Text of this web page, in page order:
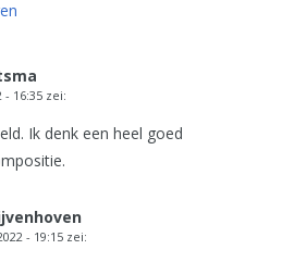
- 16:35 zei:
Ik denk een heel goed
- 19:15 zei: